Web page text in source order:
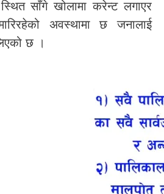
स्थित साँगे खोलामा करेन्ट लगाएर
अवस्थामा छ जनालाई
छ ।